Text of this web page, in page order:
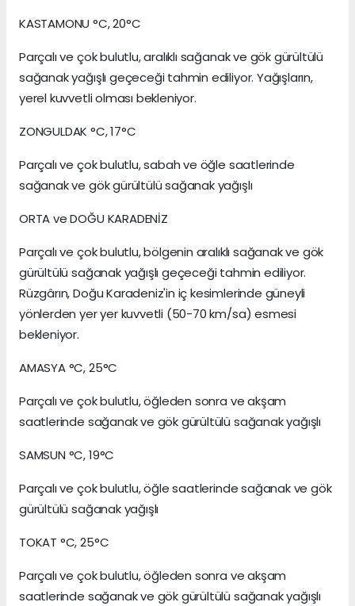
KASTAMONU °C, 20°C
Parçalı ve çok bulutlu, aralıklı sağanak ve gök gürültülü
sağanak yağışlı geçeceği tahmin ediliyor. Yağışların,
yerel kuvvetli olması bekleniyor.
ZONGULDAK °C, 17°C
Parçalı ve çok bulutlu, sabah ve öğle saatlerinde
sağanak ve gök gürültülü sağanak yağışlı
ORTA ve DOĞU KARADENİZ
Parçalı ve çok bulutlu, bölgenin aralıklı sağanak ve gök
gürültülü sağanak yağışlı geçeceği tahmin ediliyor.
Rüzgârın, Doğu Karadeniz'in iç kesimlerinde güneyli
yönlerden yer yer kuvvetli (50-70 km/sa) esmesi
bekleniyor.
AMASYA °C, 25°C
Parçalı ve çok bulutlu, öğleden sonra ve akşam
saatlerinde sağanak ve gök gürültülü sağanak yağışlı
SAMSUN °C, 19°C
Parçalı ve çok bulutlu, öğle saatlerinde sağanak ve gök
gürültülü sağanak yağışlı
TOKAT °C, 25°C
Parçalı ve çok bulutlu, öğleden sonra ve akşam
saatlerinde sağanak ve gök gürültülü sağanak yağışlı